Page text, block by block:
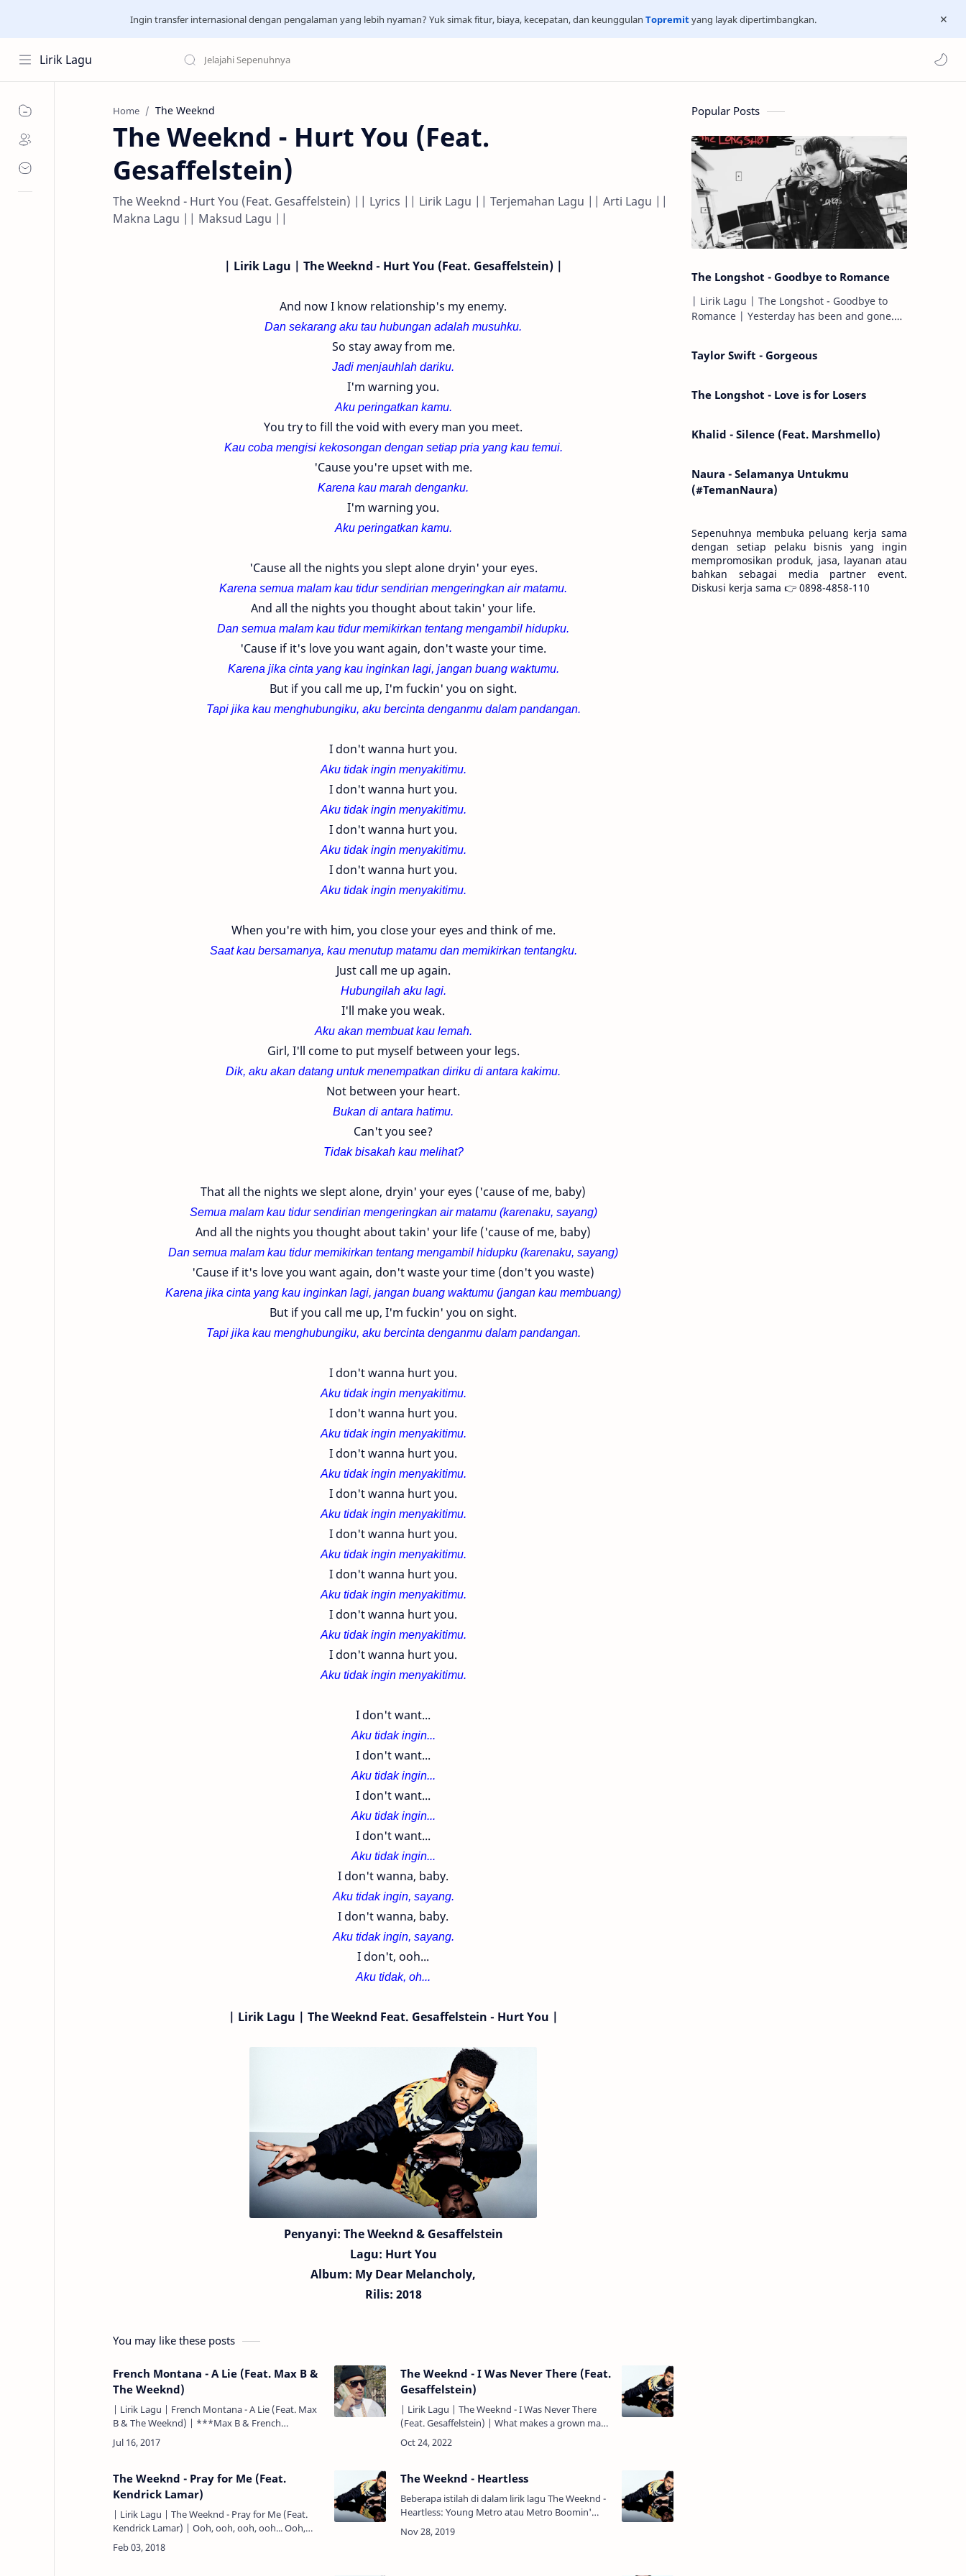
Ingin transfer internasional dengan pengalaman yang lebih nyaman? Yuk simak fitur, biaya, kecepatan, dan keunggulan Topremityang layak dipertimbangkan.
Lirik Lagu
Home The Weeknd
The Weeknd - Hurt You (Feat.
Gesaffelstein)
The Weeknd - Hurt You (Feat. Gesaffelstein) || Lyrics || Lirik Lagu || Terjemahan Lagu || Arti Lagu ||
Makna Lagu || Maksud Lagu ||
| Lirik Lagu | The Weeknd - Hurt You (Feat. Gesaffelstein) |
And now I know relationship's my enemy.
Dan sekarang aku tau hubungan adalah musuhku.
So stay away from me.
Jadi menjauhlah dariku.
I'm warning you.
Aku peringatkan kamu.
You try to fill the void with every man you meet.
Kau coba mengisi kekosongan dengan setiap pria yang kau temui.
'Cause you're upset with me.
Karena kau marah denganku.
I'm warning you.
Aku peringatkan kamu.
'Cause all the nights you slept alone dryin' your eyes.
Karena semua malam kau tidur sendirian mengeringkan air matamu.
And all the nights you thought about takin' your life.
Dan semua malam kau tidur memikirkan tentang mengambil hidupku.
'Cause if it's love you want again, don't waste your time.
Karena jika cinta yang kau inginkan lagi, jangan buang waktumu.
But if you call me up, I'm fuckin' you on sight.
Tapi jika kau menghubungiku, aku bercinta denganmu dalam pandangan.
I don't wanna hurt you.
Aku tidak ingin menyakitimu.
I don't wanna hurt you.
Aku tidak ingin menyakitimu.
I don't wanna hurt you.
Aku tidak ingin menyakitimu.
I don't wanna hurt you.
Aku tidak ingin menyakitimu.
When you're with him, you close your eyes and think of me.
Saat kau bersamanya, kau menutup matamu dan memikirkan tentangku.
Just call me up again.
Hubungilah aku lagi.
I'll make you weak.
Aku akan membuat kau lemah.
Girl, I'll come to put myself between your legs.
Dik, aku akan datang untuk menempatkan diriku di antara kakimu.
Not between your heart.
Bukan di antara hatimu.
Can't you see?
Tidak bisakah kau melihat?
That all the nights we slept alone, dryin' your eyes ('cause of me, baby)
Semua malam kau tidur sendirian mengeringkan air matamu (karenaku, sayang)
And all the nights you thought about takin' your life ('cause of me, baby)
Dan semua malam kau tidur memikirkan tentang mengambil hidupku(karenaku, sayang)
'Cause if it's love you want again, don't waste your time (don't you waste)
Karena jika cinta yang kau inginkan lagi, jangan buang waktumu (jangan kau membuang)
But if you call me up, I'm fuckin' you on sight.
Tapi jika kau menghubungiku, aku bercinta denganmu dalam pandangan.
I don't wanna hurt you.
Aku tidak ingin menyakitimu.
I don't wanna hurt you.
Aku tidak ingin menyakitimu.
I don't wanna hurt you.
Aku tidak ingin menyakitimu.
I don't wanna hurt you.
Aku tidak ingin menyakitimu.
I don't wanna hurt you.
Aku tidak ingin menyakitimu.
I don't wanna hurt you.
Aku tidak ingin menyakitimu.
I don't wanna hurt you.
Aku tidak ingin menyakitimu.
I don't wanna hurt you.
Aku tidak ingin menyakitimu.
I don't want...
Aku tidak ingin...
I don't want...
Aku tidak ingin...
I don't want...
Aku tidak ingin...
I don't want...
Aku tidak ingin...
I don't wanna, baby.
Aku tidak ingin, sayang.
I don't wanna, baby.
Aku tidak ingin, sayang.
I don't, ooh...
Aku tidak, oh...
| Lirik Lagu | The Weeknd Feat. Gesaffelstein - Hurt You |
Penyanyi: The Weeknd & Gesaffelstein
Lagu: Hurt You
Album: My Dear Melancholy,
Rilis: 2018
You may like these posts
French Montana - A Lie (Feat. Max B &
The Weeknd)
| Lirik Lagu | French Montana - A Lie (Feat. Max
B & The Weeknd) | ***Max B & French
Montana*** Uh, Boss Don shit (Coke Boy, baby)
Thought I'd have a…
The Weeknd - I Was Never There (Feat.
Gesaffelstein)
| Lirik Lagu | The Weeknd - I Was Never There
(Feat. Gesaffelstein) | What makes a grown man
wanna cry? Apa yang membuat pria dewasa
ingin menangis? (Cry, cry,…
The Weeknd - Pray for Me (Feat.
Kendrick Lamar)
| Lirik Lagu | The Weeknd - Pray for Me (Feat.
Kendrick Lamar) | Ooh, ooh, ooh, ooh... Ooh,
ooh, ooh, ooh... ***The Weeknd*** I'm always
ready for a war agai…
The Weeknd - Heartless
Beberapa istilah di dalam lirik lagu The Weeknd -
Heartless: Young Metro atau Metro Boomin'
merupakan julukan dari sebuah Produser
Rekaman. Amphetamine adalah …
Popular Posts
The Longshot - Goodbye to Romance
| Lirik Lagu | The Longshot - Goodbye to
Romance | Yesterday has been and gone.
Taylor Swift - Gorgeous
The Longshot - Love is for Losers
Khalid - Silence (Feat. Marshmello)
Naura - Selamanya Untukmu
(#TemanNaura)
Sepenuhnya membuka peluang kerja sama
dengan setiap pelaku bisnis yang ingin
mempromosikan produk, jasa, layanan atau
bahkan sebagai media partner event.
Diskusi kerja sama 👉 0898-4858-110